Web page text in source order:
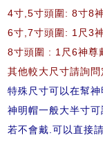
4寸,5寸頭圍: 8寸8
6寸,7寸頭圍: 1尺3
8寸頭圍 : 1尺6神尊
其他較大尺寸請詢
特殊尺寸可以在幫
神明帽一般大半寸
若不會戴.可以直接